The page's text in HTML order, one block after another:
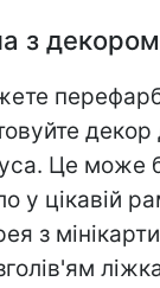
з декором
декор
Це може
у цікавій
з